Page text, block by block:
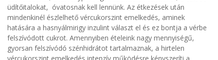
üdítőitalokat, óvatosnak kell lennünk. Az étkezések után
mindenkinél észlelhető vércukorszint emelkedés, aminek
hatására a hasnyálmirigy inzulint választ el és ez bontja a vérbe
felszívódott cukrot. Amennyiben ételeink nagy mennyiségű,
gyorsan felszívódó szénhidrátot tartalmaznak, a hirtelen